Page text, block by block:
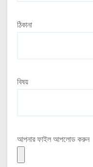
ঠিকানা
বিষয়
আপনার ফাইল আপলোড করুন